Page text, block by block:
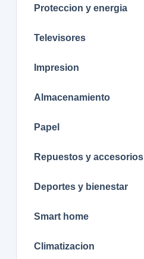
Proteccion y energia
Televisores
Impresion
Almacenamiento
Papel
Repuestos y accesorios
Deportes y bienestar
Smart home
Climatizacion